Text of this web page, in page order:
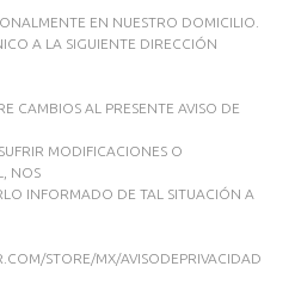
EN NUESTRO DOMICILIO.
A LA SIGUIENTE DIRECCIÓN
CAMBIOS AL PRESENTE AVISO DE
MODIFICACIONES O
NOS
INFORMADO DE TAL SITUACIÓN A
STORE/MX/AVISODEPRIVACIDAD